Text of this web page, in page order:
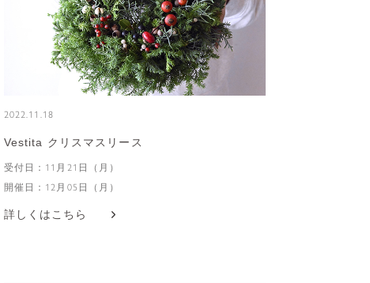
2022.11.18
Vestita クリスマスリース
受付日：11月21日（月）
開催日：12月05日（月）
詳しくはこちら